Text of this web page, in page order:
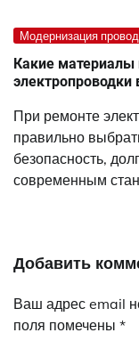
Модернизация
Какие материалы
При ремонте
правильно
безопасность,
современным
Добавить
Ваш адрес email
поля помечены *